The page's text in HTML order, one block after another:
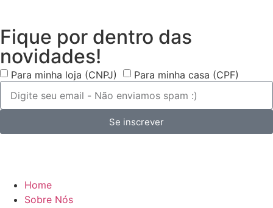
Fique por dentro das
novidades!
Para minha loja (CNPJ) Para minha casa (CPF)
Se inscrever
Home
Sobre Nós